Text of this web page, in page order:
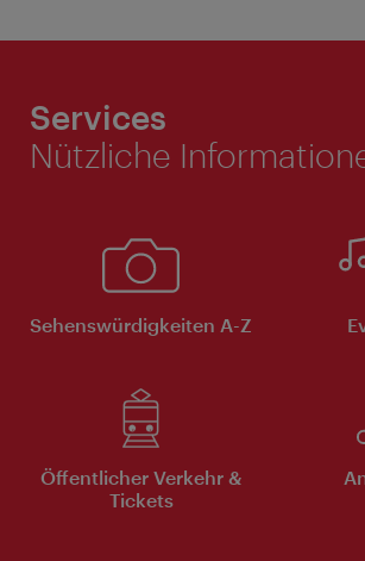
Services
Nützliche
Sehenswürdigkeiten A-Z
Öffentlicher Verkehr &
Tickets